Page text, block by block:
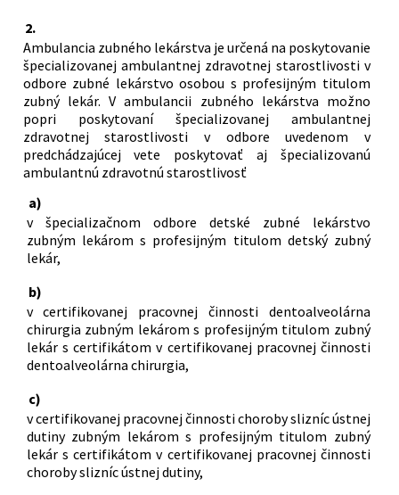
2.
Ambulancia zubného lekárstva je určená na poskytovanie
špecializovanej ambulantnej zdravotnej starostlivosti v
odbore zubné lekárstvo osobou s profesijným titulom
zubný lekár. V ambulancii zubného lekárstva možno
popri poskytovaní špecializovanej ambulantnej
zdravotnej starostlivosti v odbore uvedenom v
predchádzajúcej vete poskytovať aj špecializovanú
ambulantnú zdravotnú starostlivosť
a)
v špecializačnom odbore detské zubné lekárstvo
zubným lekárom s profesijným titulom detský zubný
lekár,
b)
v certifikovanej pracovnej činnosti dentoalveolárna
chirurgia zubným lekárom s profesijným titulom zubný
lekár s certifikátom v certifikovanej pracovnej činnosti
dentoalveolárna chirurgia,
c)
v certifikovanej pracovnej činnosti choroby slizníc ústnej
dutiny zubným lekárom s profesijným titulom zubný
lekár s certifikátom v certifikovanej pracovnej činnosti
choroby slizníc ústnej dutiny,